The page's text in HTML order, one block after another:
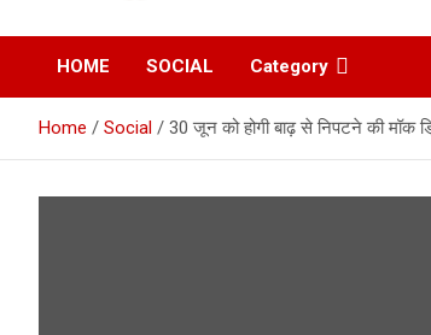
Corbett Halchal
हलचल)
HOME SOCIAL Category
Home Social 30 जून को होगी बाढ़ से निपटने की मॉक